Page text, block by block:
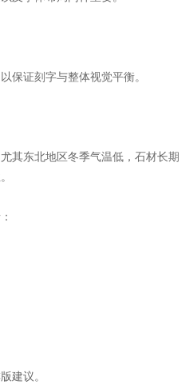
保证刻字与整体视觉平衡。
其东北地区冬季气温低，石材长期
建议。